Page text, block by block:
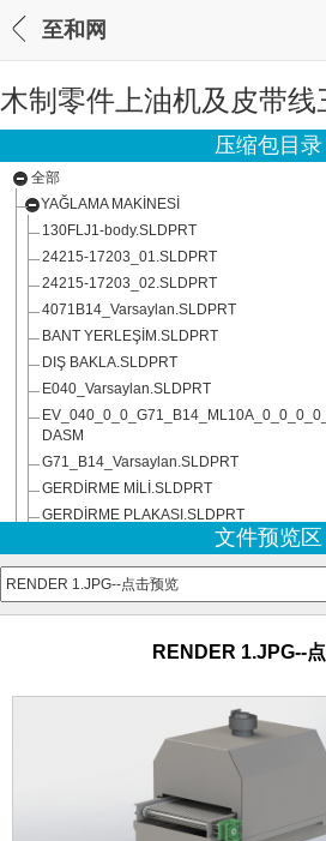
至和网
木制零件上油机及皮带线
压缩包目录
全部
YAĞLAMA MAKİNESİ
130FLJ1-body.SLDPRT
24215-17203_01.SLDPRT
24215-17203_02.SLDPRT
4071B14_Varsaylan.SLDPRT
BANT YERLEŞİM.SLDPRT
DIŞ BAKLA.SLDPRT
E040_Varsaylan.SLDPRT
DASM
G71_B14_Varsaylan.SLDPRT
GERDİRME MİLİ.SLDPRT
GERDİRME PLAKASI.SLDPRT
KL_G71_Varsaylan.SLDPRT
KONVEYÖR TELİ.SLDPRT
ML10A.SLDPRT
PANO.SLDPRT
REDÜKTÖR BURCU.SLDPRT
SAĞ PROFİL.SLDPRT
TAHRİK MİLİ.SLDPRT
ucfl 203.SLDASM
YAĞLAMA MAKİNESİ ALT GÖVDE.SLDPRT
文件预览区
RENDER 1.JPG--